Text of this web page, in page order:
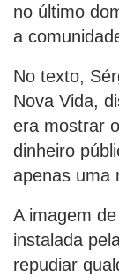
no último
a
No texto,
Nova Vida,
era mostrar
dinheiro
apenas uma
A imagem
instalada
repudiar